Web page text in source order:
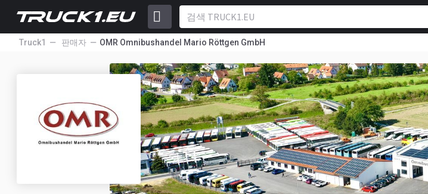
Truck1 판매자 OMR Omnibushandel Mario Röttgen GmbH